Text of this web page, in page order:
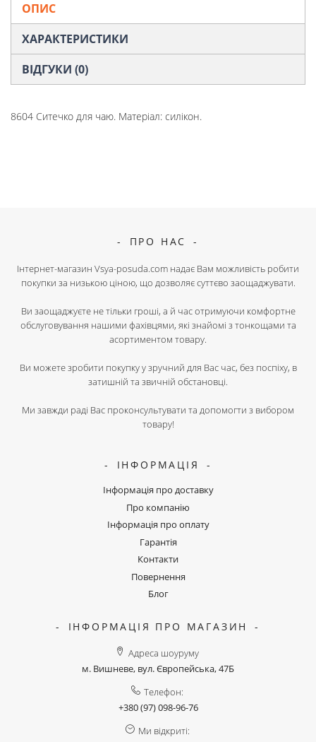
ОПИС
ХАРАКТЕРИСТИКИ
ВІДГУКИ (0)
8604 Ситечко для чаю. Матеріал: силікон.
ПРО НАС
Інтернет-магазин Vsya-posuda.com надає Вам можливість робити
покупки за низькою ціною, що дозволяє суттєво заощаджувати.
Ви заощаджуєте не тільки гроші, а й час отримуючи комфортне
обслуговування нашими фахівцями, які знайомі з тонкощами та
асортиментом товару.
Ви можете зробити покупку у зручний для Вас час, без поспіху, в
затишній та звичній обстановці.
Ми завжди раді Вас проконсультувати та допомогти з вибором
товару!
ІНФОРМАЦІЯ
Інформація про доставку
Про компанію
Інформація про оплату
Гарантія
Контакти
Повернення
Блог
ІНФОРМАЦІЯ ПРО МАГАЗИН
Адреса шоуруму
м. Вишневе, вул. Європейська, 47Б
Телефон:
+380 (97) 098-96-76
Ми відкриті: